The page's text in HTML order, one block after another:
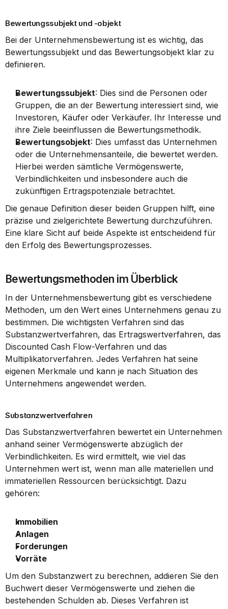
Bewertungssubjekt und -objekt
Bei der Unternehmensbewertung ist es wichtig, das
Bewertungssubjekt und das Bewertungsobjekt klar zu
definieren.
Bewertungssubjekt: Dies sind die Personen oder
Gruppen, die an der Bewertung interessiert sind, wie
Investoren, Käufer oder Verkäufer. Ihr Interesse und
ihre Ziele beeinflussen die Bewertungsmethodik.
Bewertungsobjekt: Dies umfasst das Unternehmen
oder die Unternehmensanteile, die bewertet werden.
Hierbei werden sämtliche Vermögenswerte,
Verbindlichkeiten und insbesondere auch die
zukünftigen Ertragspotenziale betrachtet.
Die genaue Definition dieser beiden Gruppen hilft, eine
präzise und zielgerichtete Bewertung durchzuführen.
Eine klare Sicht auf beide Aspekte ist entscheidend für
den Erfolg des Bewertungsprozesses.
Bewertungsmethoden im Überblick
In der Unternehmensbewertung gibt es verschiedene
Methoden, um den Wert eines Unternehmens genau zu
bestimmen. Die wichtigsten Verfahren sind das
Substanzwertverfahren, das Ertragswertverfahren, das
Discounted Cash Flow-Verfahren und das
Multiplikatorverfahren. Jedes Verfahren hat seine
eigenen Merkmale und kann je nach Situation des
Unternehmens angewendet werden.
Substanzwertverfahren
Das Substanzwertverfahren bewertet ein Unternehmen
anhand seiner Vermögenswerte abzüglich der
Verbindlichkeiten. Es wird ermittelt, wie viel das
Unternehmen wert ist, wenn man alle materiellen und
immateriellen Ressourcen berücksichtigt. Dazu
gehören:
Immobilien
Anlagen
Forderungen
Vorräte
Um den Substanzwert zu berechnen, addieren Sie den
Buchwert dieser Vermögenswerte und ziehen die
bestehenden Schulden ab. Dieses Verfahren ist